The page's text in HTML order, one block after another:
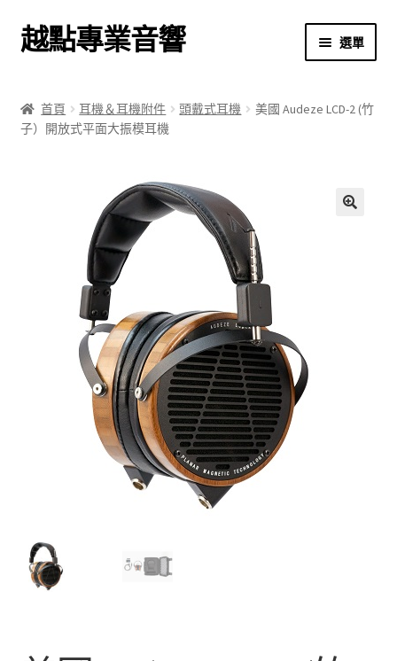
跳
至
覽
列
跳
至
要
內
越點專業音響 選單
商店
首頁 耳機＆耳機附件 頭戴式耳機
美國 Audeze LCD-2 (竹
子）開放式平面大振模耳機